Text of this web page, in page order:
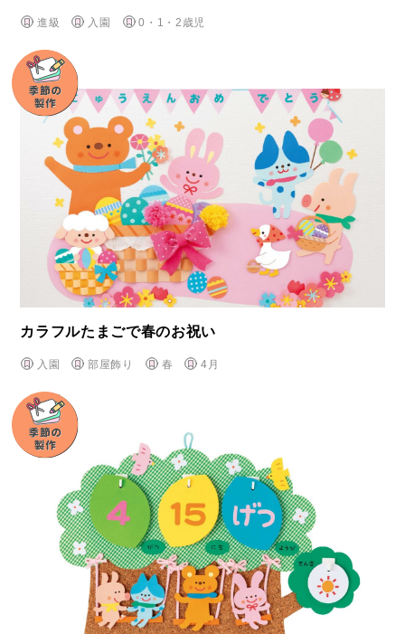
進級 入園 0・1・2歳児
カラフルたまごで春のお祝い
入園 部屋飾り 春 4月